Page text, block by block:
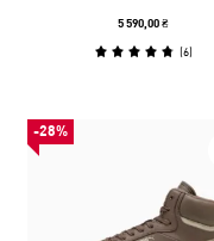
5 590,00 ₴
(6)
-28%